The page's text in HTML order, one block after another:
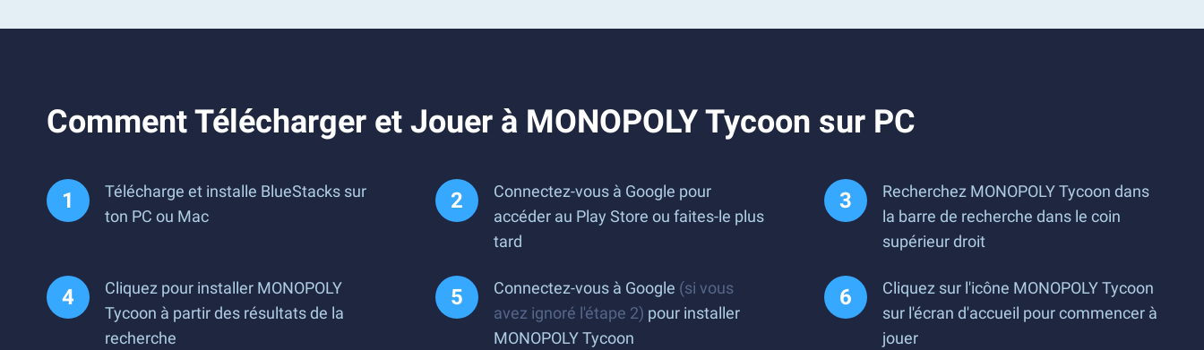
Comment Télécharger et Jouer à MONOPOLY Tycoon sur PC
Télécharge et installe BlueStacks sur
ton PC ou Mac
Connectez-vous à Google pour
accéder au Play Store ou faites-le plus
tard
Recherchez MONOPOLY Tycoon dans
la barre de recherche dans le coin
supérieur droit
Cliquez pour installer MONOPOLY
Tycoon à partir des résultats de la
recherche
Connectez-vous à Google (si vous
avez ignoré l'étape 2) pour installer
MONOPOLY Tycoon
Cliquez sur l'icône MONOPOLY Tycoon
sur l'écran d'accueil pour commencer à
jouer